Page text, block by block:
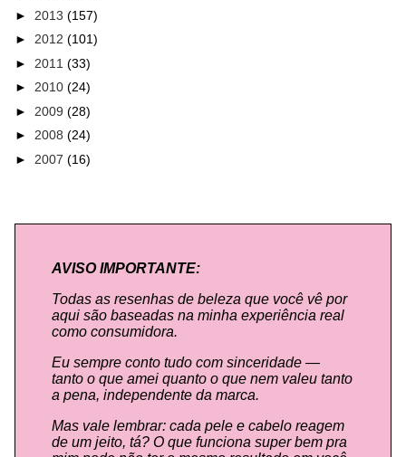
► 2013 (157)
► 2012 (101)
► 2011 (33)
► 2010 (24)
► 2009 (28)
► 2008 (24)
► 2007 (16)
AVISO IMPORTANTE:
Todas as resenhas de beleza que você vê por
aqui são baseadas na minha experiência real
como consumidora.
Eu sempre conto tudo com sinceridade —
tanto o que amei quanto o que nem valeu tanto
a pena, independente da marca.
Mas vale lembrar: cada pele e cabelo reagem
de um jeito, tá? O que funciona super bem pra